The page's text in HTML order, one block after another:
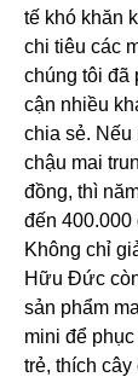
tế khó khăn
chi tiêu các
chúng tôi đã
cận nhiều
chia sẻ.
chậu mai
đồng, thì
đến 400.000
Không chỉ
Hữu Đức
sản phẩm
mini để
trẻ, thích